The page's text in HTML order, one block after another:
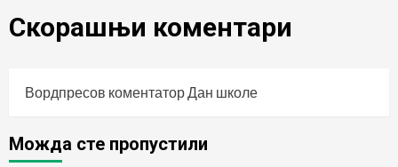
Скорашњи коментари
Вордпресов коментаторДан школе
Можда сте пропустили